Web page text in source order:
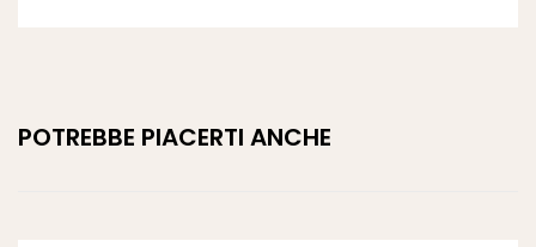
POTREBBE PIACERTI ANCHE